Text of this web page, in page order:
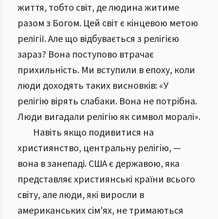
життя, тобто світ, де людина житиме
разом з Богом. Цей світ є кінцевою метою
релігії. Але що відбувається з релігією
зараз? Вона поступово втрачає
прихильність. Ми вступили в епоху, коли
люди доходять таких висновків: «У
релігію вірять слабаки. Вона не потрібна.
Люди вигадали релігію як символ моралі».
Навіть якщо подивитися на
християнство, центральну релігію, —
вона в занепаді. США є державою, яка
представляє християнські країни всього
світу, але люди, які виросли в
американських сім'ях, не тримаються